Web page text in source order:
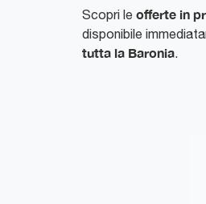
Scopri le offerte in
disponibile
tutta la Baronia.